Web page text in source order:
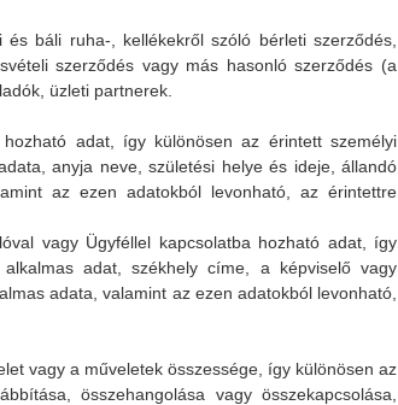
báli ruha-, kellékekről szóló bérleti szerződés,
szerződés vagy más hasonló szerződés (a
üzleti partnerek.
adat, így különösen az érintett személyi
anyja neve, születési helye és ideje, állandó
az ezen adatokból levonható, az érintettre
vagy Ügyféllel kapcsolatba hozható adat, így
adat, székhely címe, a képviselő vagy
adata, valamint az ezen adatokból levonható,
vagy a műveletek összessége, így különösen az
összehangolása vagy összekapcsolása,